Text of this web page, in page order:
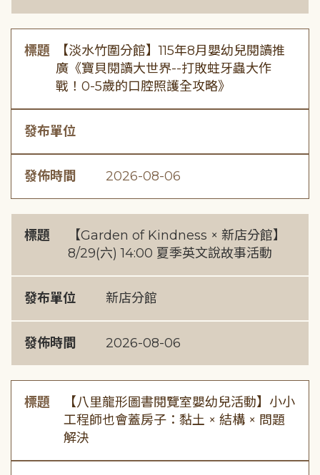
標題
【淡水竹圍分館】115年8月嬰幼兒閱讀推
廣《寶貝閱讀大世界--打敗蛀牙蟲大作
戰！0-5歲的口腔照護全攻略》
發布單位
發佈時間 2026-08-06
標題
【Garden of Kindness × 新店分館】
8/29(六) 14:00 夏季英文說故事活動
發布單位 新店分館
發佈時間 2026-08-06
標題
【八里龍形圖書閱覽室嬰幼兒活動】小小
工程師也會蓋房子：黏土 × 結構 × 問題
解決